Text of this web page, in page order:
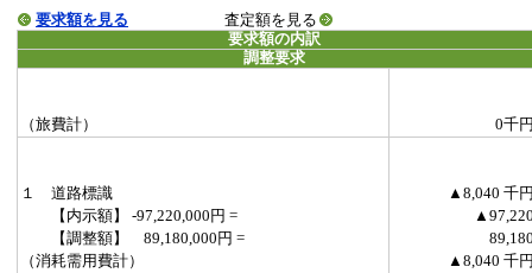
要求額を見る
査定額を見る
要求額の内訳
調整要求
（旅費計） 0千
１ 道路標識
▲8,040 千
【内示額】 -97,220,000円 =
【調整額】 89,180,000円 =
（消耗需用費計）
▲8,040 千